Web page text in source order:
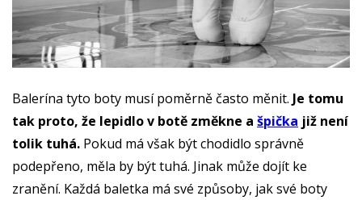
Balerína tyto boty musí poměrně často měnit. Je tomu
tak proto, že lepidlo v botě změkne a špička již není
tolik tuhá. Pokud má však být chodidlo správně
podepřeno, měla by být tuhá. Jinak může dojít ke
zranění. Každá baletka má své způsoby, jak své boty